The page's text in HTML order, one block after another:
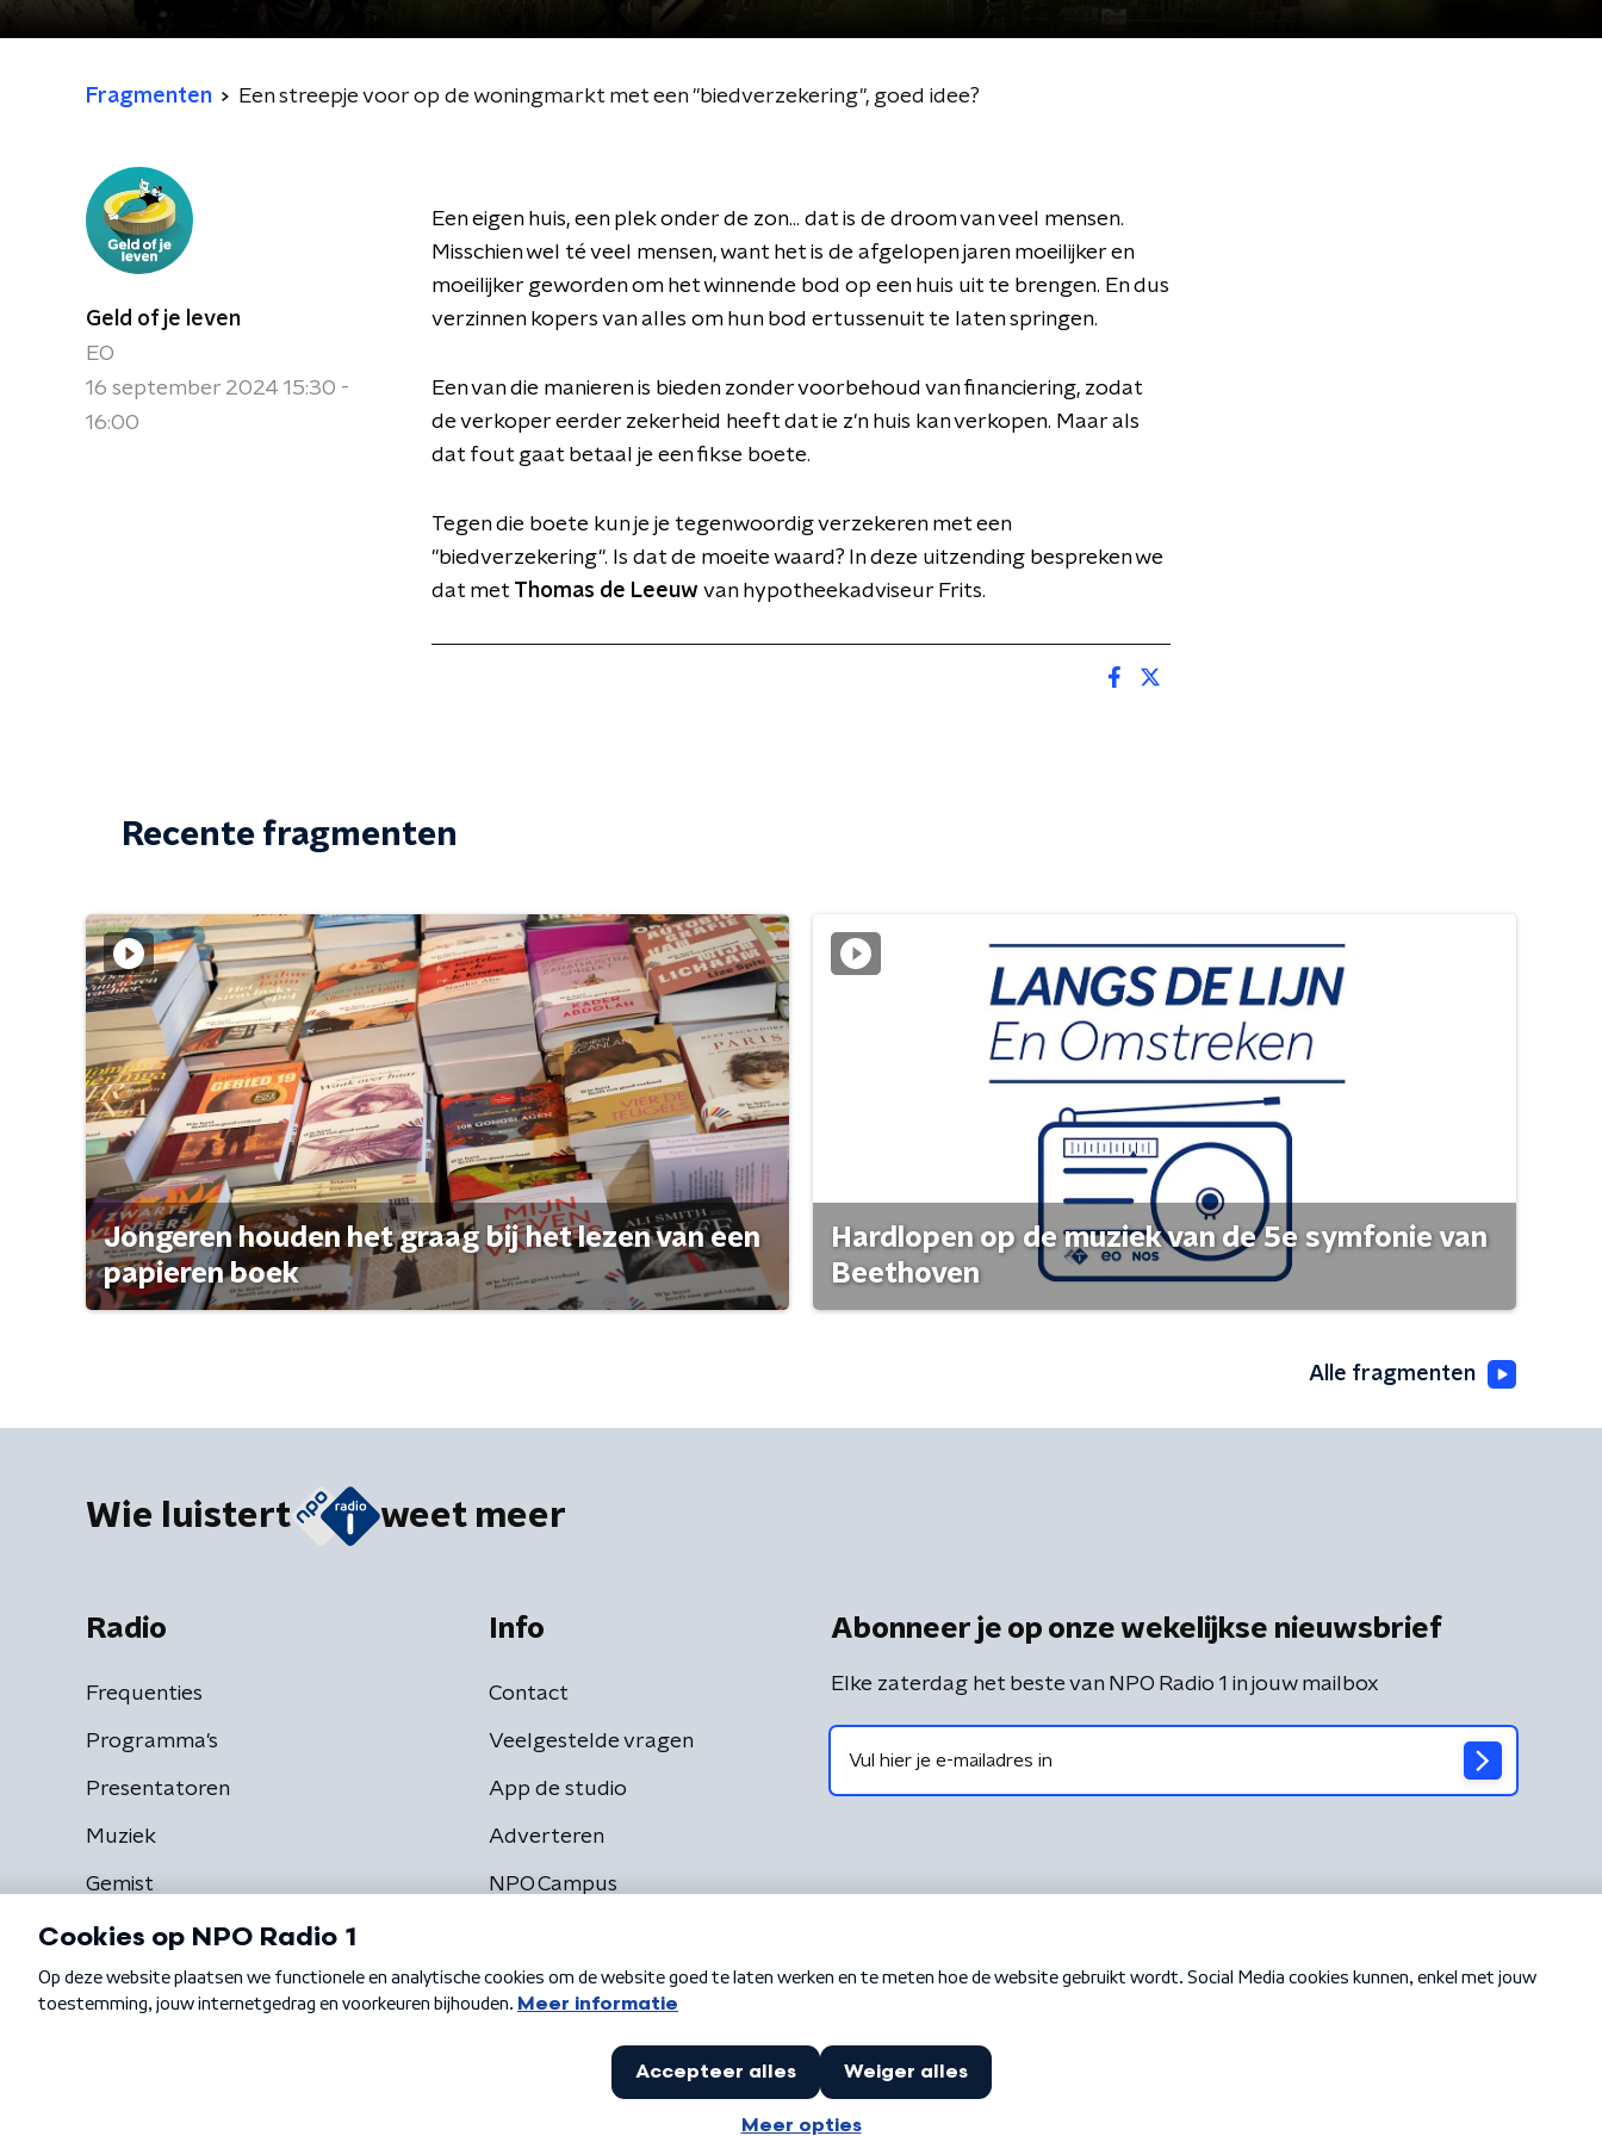
Fragmenten Een streepje voor op de woningmarkt met een "biedverzekering", goed idee?
Geld of je leven
EO
16 september 2024 15:30 -
16:00
Een eigen huis, een plek onder de zon... dat is de droom van veel mensen.
Misschien wel té veel mensen, want het is de afgelopen jaren moeilijker en
moeilijker geworden om het winnende bod op een huis uit te brengen. En dus
verzinnen kopers van alles om hun bod ertussenuit te laten springen.
Een van die manieren is bieden zonder voorbehoud van financiering, zodat
de verkoper eerder zekerheid heeft dat ie z'n huis kan verkopen. Maar als
dat fout gaat betaal je een fikse boete.
Tegen die boete kun je je tegenwoordig verzekeren met een
"biedverzekering". Is dat de moeite waard? In deze uitzending bespreken we
dat met Thomas de Leeuw van hypotheekadviseur Frits.
Recente fragmenten
Jongeren houden het graag bij het lezen van een
papieren boek
Hardlopen op de muziek van de 5e symfonie van
Beethoven
Alle fragmenten
Wie luistert weet meer
Radio
Frequenties
Programma's
Presentatoren
Muziek
Gemist
Info
Contact
Veelgestelde vragen
App de studio
Adverteren
NPO Campus
Abonneer je op onze wekelijkse nieuwsbrief
Elke zaterdag het beste van NPO Radio 1 in jouw mailbox
Algemene voorwaarden Privacybeleid